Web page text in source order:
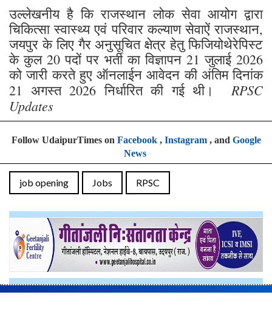
उल्लेखनीय है कि राजस्थान लोक सेवा आयोग द्वारा
चिकित्सा स्वास्थ्य एवं परिवार कल्याण सेवाऐं राजस्थान,
जयपुर के लिए गैर अनुसूचित क्षेत्र हेतु फिजियोथेरेपिस्ट
के कुल 20 पदों पर भर्ती का विज्ञापन 21 जुलाई 2026
को जारी करते हुए ऑनलाईन आवेदन की अंतिम दिनांक
21 अगस्त 2026 निर्धारित की गई थी। RPSC
Updates
Follow UdaipurTimes on Facebook, Instagram, and Google
News
job opening Jobs RPSC